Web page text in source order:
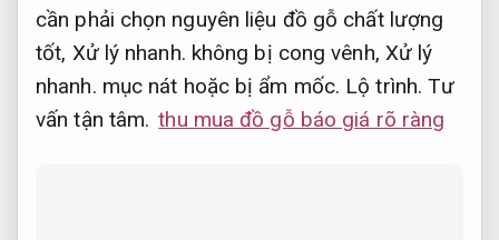
cần phải chọn nguyên liệu đồ gỗ chất lượng
tốt, Xử lý nhanh. không bị cong vênh, Xử lý
nhanh. mục nát hoặc bị ẩm mốc. Lộ trình. Tư
vấn tận tâm. thu mua đồ gỗ báo giá rõ ràng